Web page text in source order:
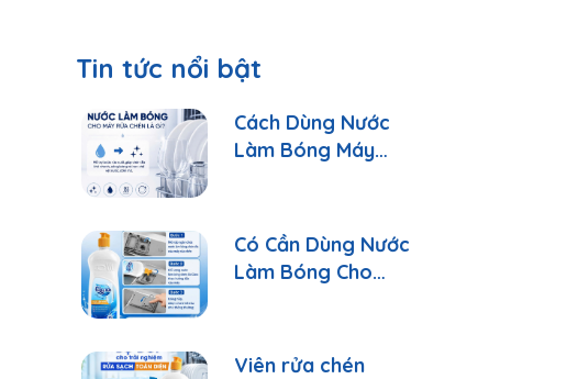
Tin tức nổi bật
Cách Dùng Nước
Làm Bóng Máy
Có Cần Dùng Nước
Làm Bóng Cho
Viên rửa chén